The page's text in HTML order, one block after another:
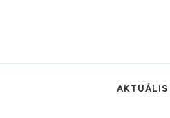
AKTUÁLIS